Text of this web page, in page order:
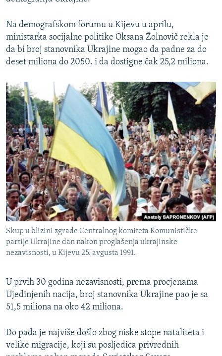
Na demografskom forumu u Kijevu u aprilu,
ministarka socijalne politike Oksana Žolnovič rekla je
da bi broj stanovnika Ukrajine mogao da padne za do
deset miliona do 2050. i da dostigne čak 25,2 miliona.
Skup u blizini zgrade Centralnog komiteta Komunističke
partije Ukrajine dan nakon proglašenja ukrajinske
nezavisnosti, u Kijevu 25. avgusta 1991.
U prvih 30 godina nezavisnosti, prema procjenama
Ujedinjenih nacija, broj stanovnika Ukrajine pao je sa
51,5 miliona na oko 42 miliona.
Do pada je najviše došlo zbog niske stope nataliteta i
velike migracije, koji su posljedica privrednih